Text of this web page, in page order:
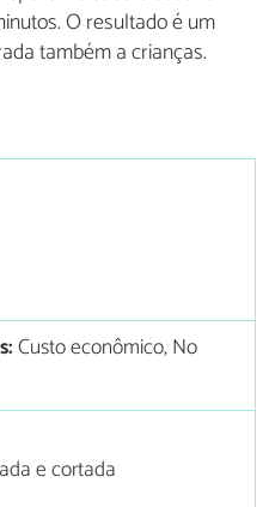
O resultado é um
também a crianças.
Custo econômico, No
e cortada